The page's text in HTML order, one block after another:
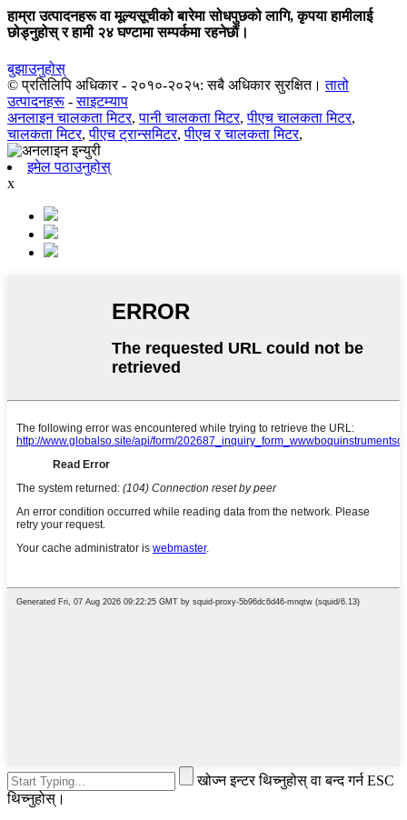
हाम्रा उत्पादनहरू वा मूल्यसूचीको बारेमा सोधपुछको लागि, कृपया हामीलाई
छोड्नुहोस् र हामी २४ घण्टामा सम्पर्कमा रहनेछौं।
बुझाउनुहोस्
© प्रतिलिपि अधिकार - २०१०-२०२५: सबै अधिकार सुरक्षित। तातो
उत्पादनहरू -साइटम्याप
अनलाइन चालकता मिटर,पानी चालकता मिटर,पीएच चालकता मिटर,
चालकता मिटर,पीएच ट्रान्समिटर,पीएच र चालकता मिटर,
इमेल पठाउनुहोस्
x
खोज्न इन्टर थिच्नुहोस् वा बन्द गर्न ESC
थिच्नुहोस्।